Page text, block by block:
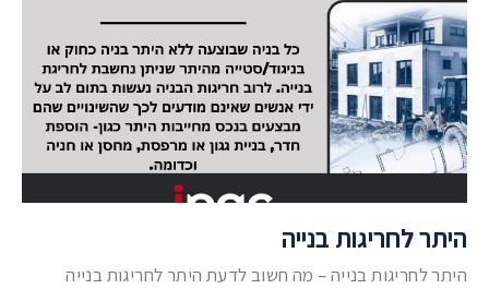
היתר לחריגות בנייה
היתר לחריגות בנייה – מה חשוב לדעת היתר לחריגות בנייה